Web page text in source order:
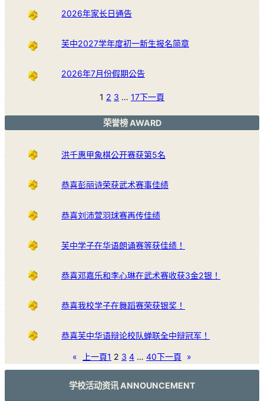
2026年家长日通告
芙中2027学年度初一新生报名简章
2026年7月份假期公告
1 2 3 … 17下一頁
荣誉榜 AWARD
洪千惠甲象棋公开赛获第5名
恭喜彭丽诗荣获武术赛事佳绩
恭喜刘沛萱羽球赛再传佳绩
芙中学子在华语朗诵赛等获佳绩！
恭喜邓嘉乐和李心琳在武术赛收获3金2银！
恭喜我校学子在舞蹈赛荣获银奖！
恭喜芙中华语辩论校队蝉联全中辩冠军！
« 上一頁1 2 3 4 … 40下一頁 »
学校活动资讯 ANNOUNCEMENT